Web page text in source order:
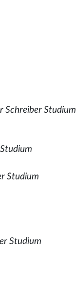
Schreiber Studium
Studium
Studium